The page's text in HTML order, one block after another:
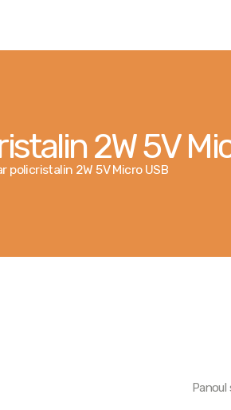
2W 5V
policristalin 2W 5V Micro USB
Услуги
Поиск
Публикации